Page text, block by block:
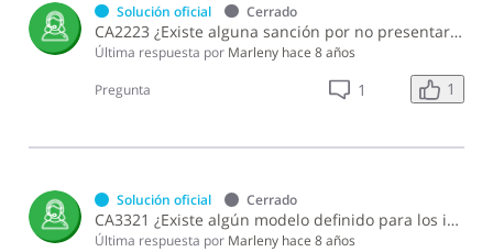
Solución oficial Cerrado
CA2223 ¿Existe alguna sanción por no presentar la DIOR?
Última respuesta por Marleny hace 8 años
Pregunta 1 1
Solución oficial Cerrado
CA3321 ¿Existe algún modelo definido para los informes de precios de transferencias?
Última respuesta por Marleny hace 8 años